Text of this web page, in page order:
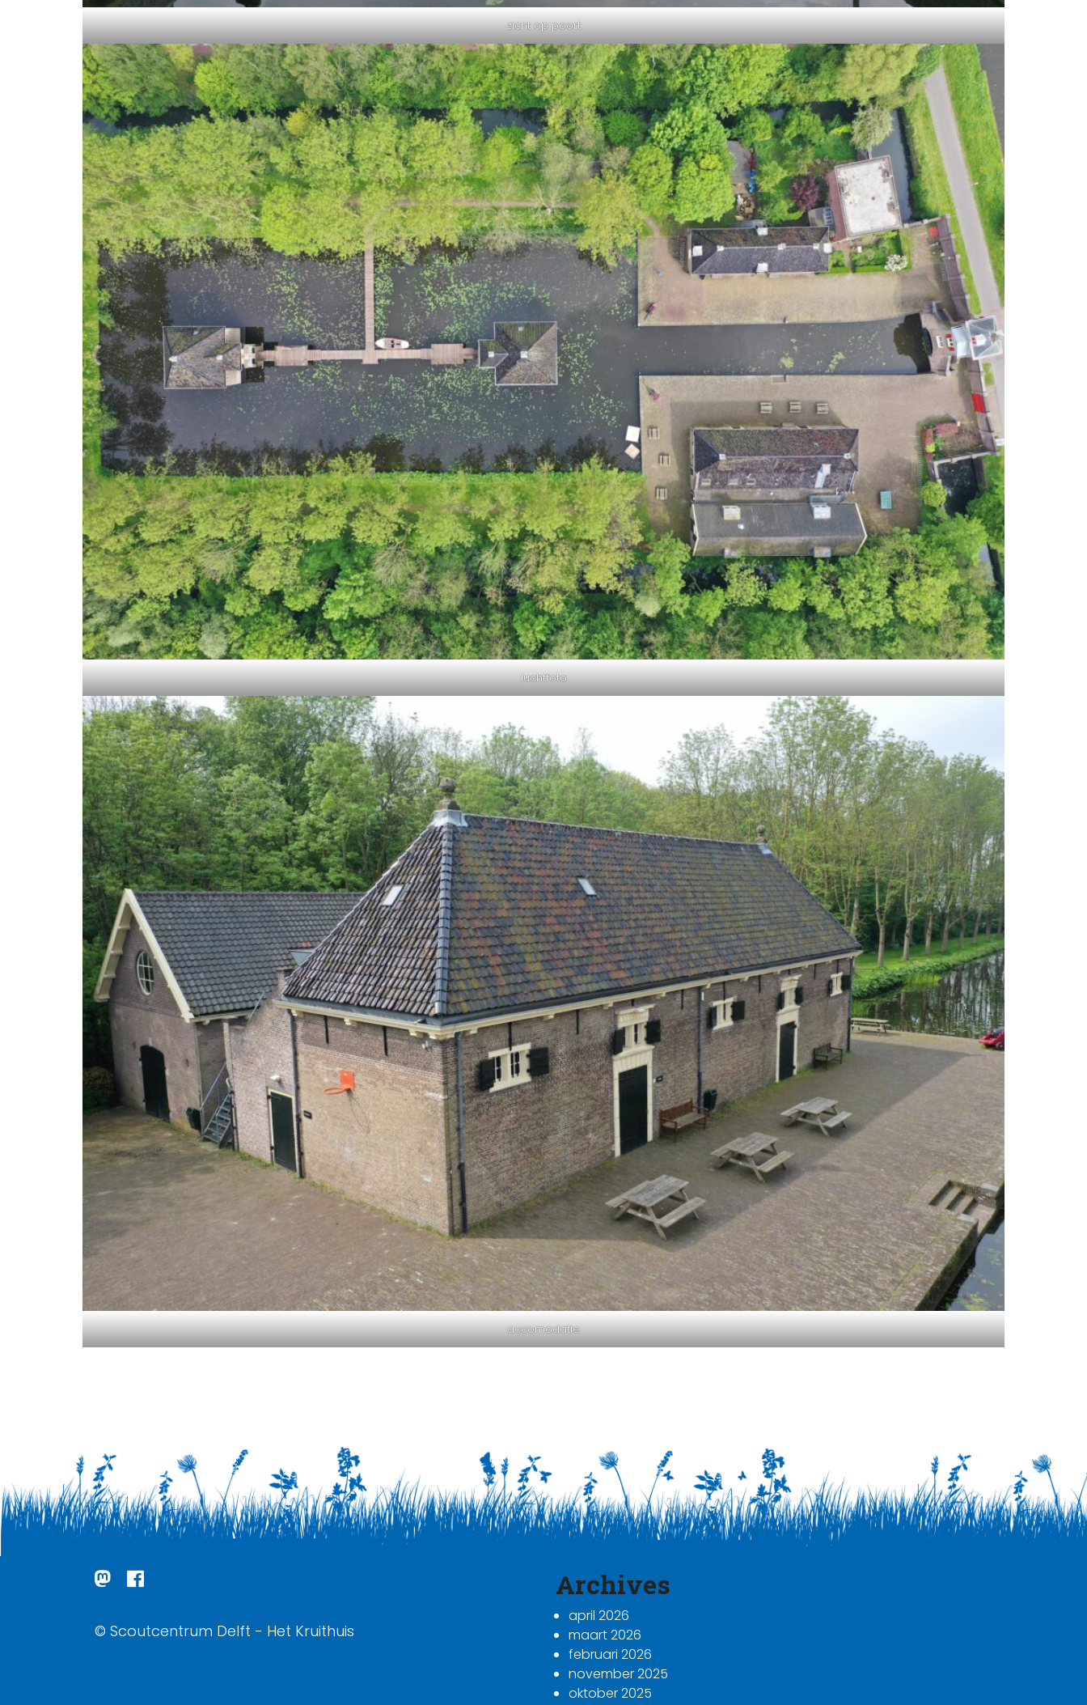
zicht op poort
luchtfoto
accomodatie
© Scoutcentrum Delft - Het Kruithuis
Archives
april 2026
maart 2026
februari 2026
november 2025
oktober 2025